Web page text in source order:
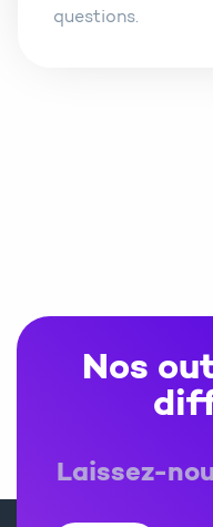
questions.
Nos
Laissez-